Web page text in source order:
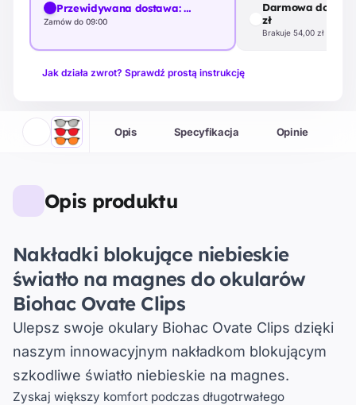
Przewidywana dostawa:…
Zamów do 09:00
Darmowa
zł
Brakuje 54,00 zł
Jak działa zwrot? Sprawdź prostą instrukcję
Opis Specyfikacja Opinie
Opis produktu
Nakładki blokujące niebieskie
światło na magnes do okularów
Biohac Ovate Clips
Ulepsz swoje okulary Biohac Ovate Clips dzięki
naszym innowacyjnym nakładkom blokującym
szkodliwe światło niebieskie na magnes.
Zyskaj większy komfort podczas długotrwałego